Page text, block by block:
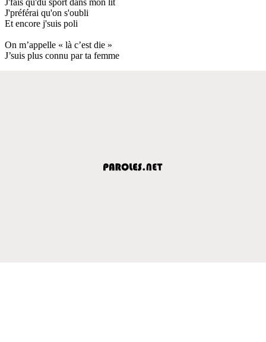
J'préférai qu'on s'oubli
Et encore j'suis poli
On m’appelle « là c’est die »
J’suis plus connu par ta femme